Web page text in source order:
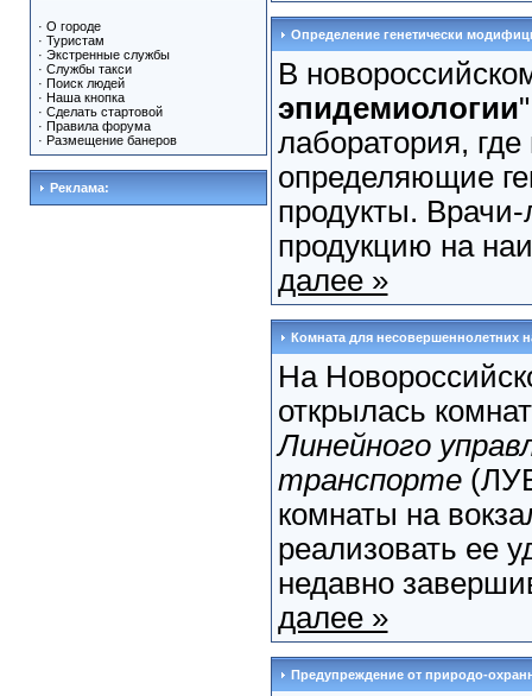
· О городе
· Туристам
· Экстренные службы
· Службы такси
· Поиск людей
· Наша кнопка
· Сделать стартовой
· Правила форума
· Размещение банеров
Реклама:
Определение генетически
В
эпидемиологии
лаборатория,
определяющие
продукты.
продукцию на
далее »
Комната для несовершеннолетних
На
открылась
Линейного
транспорте
комнаты на
реализовать ее
недавно
далее »
Предупреждение от природо-